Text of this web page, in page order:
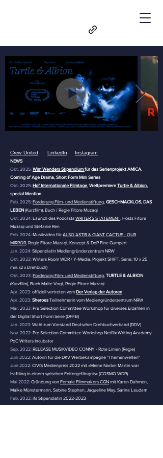
Crew United LinkedIn Instagram
NEWS
Okt. 2025:Wim Wenders Stipendiumfür das Serienprojekt AMICA,
Coming of Age Drama, Short Form Mini Series
Okt. 2025:Hof Internationale Filmtage, WeltpremiereTurtle & Albion,
special Mention
Feb. 2025:Förderung Film- und Medienstiftung GESCHMACKLOS, DAS
LEBEN(Kurzfilm), Buch / Regie Fitore Muzaqi
Okt. 2024:Launch des PodcastsWRITER´S STATEMENT , Hosts Fitore
Muzaqi und Stefanie Ren
Feb. 2024:Musikvideo fürALSO ASTIR & GIANT CACTUS - OUR
MIRROR , Regie Fitore Muzaqi, Konzept & DoP Fine Gumpert
Jan. 2024:Stipendiatin Mediengründerzentrum NRW
Okt. 2023:Writers Room WDR / Y-Media, Projekt SHIFT, Serie, 10 x 25
min. (2 x Drehbuch)
Okt. 2023:Förderung Film- und Medienstiftung TURTLE & ALBION
(Kurzfilm), Buch Malte Vogt, Regie Fitore Muzaqi
Apr. 2023:offiziell vertreten vomDer Verlag der Autoren
Apr. 2023:SheroesTeilnehmerin vom Mediengründerzentrum NRW
Mär. 2023:Pre Selection Committee Workshop für diverses Erzählen in
der Digital Short Form Serie (DFFB)
Jan. 2023:Wahl zum Vorstand Deutscher Drehbuchverband (DDV)
Nov. 2022:Pre Selection Committee Workshop Netflix Writing Academy:
PoC Writers Incubator
Sep. 2022:RELEASE MUSIKVIDEO CONNY - Rote Linien (Regie)
Juni 2022:Autorin für die DKV Werbekampagne "Themenwelten"
Juni 2022:CIVIS Medienpreis 2022 mit »Meine Narbe: Martin war
Häftling in einem syrischen Foltergefängnis« (COSMO WDR)
Mai 2022:Gründung vonFemale Filmmakers CGNmit Karen Dahmen,
Maike Münstermann, Sabine Stephan, Jaqueline May, Sarina Laudam
Feb. 2022:ifs Stipendiatin2022-2023
Nov. 2021:RELEASE Musikvideo Kleine Hunde - Die Reichen